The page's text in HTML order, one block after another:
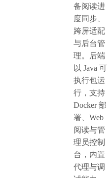
备阅读进
度同步、
跨屏适配
与后台管
理。后端
以 Java 可
执行包运
行，支持
Docker 部
署、Web
阅读与管
理员控制
台，内置
代理与调